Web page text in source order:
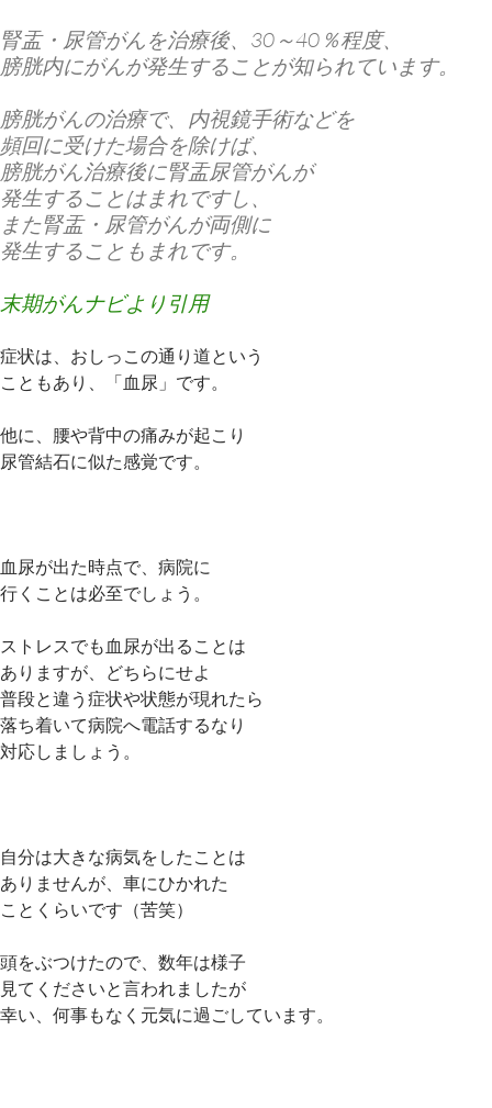
腎盂・尿管がんを治療後、30～40％程度、
膀胱内にがんが発生することが知られています。
膀胱がんの治療で、内視鏡手術などを
頻回に受けた場合を除けば、
膀胱がん治療後に腎盂尿管がんが
発生することはまれですし、
また腎盂・尿管がんが両側に
発生することもまれです。
末期がんナビより引用
症状は、おしっこの通り道という
こともあり、「血尿」です。
他に、腰や背中の痛みが起こり
尿管結石に似た感覚です。
血尿が出た時点で、病院に
行くことは必至でしょう。
ストレスでも血尿が出ることは
ありますが、どちらにせよ
普段と違う症状や状態が現れたら
落ち着いて病院へ電話するなり
対応しましょう。
自分は大きな病気をしたことは
ありませんが、車にひかれた
ことくらいです（苦笑）
頭をぶつけたので、数年は様子
見てくださいと言われましたが
幸い、何事もなく元気に過ごしています。